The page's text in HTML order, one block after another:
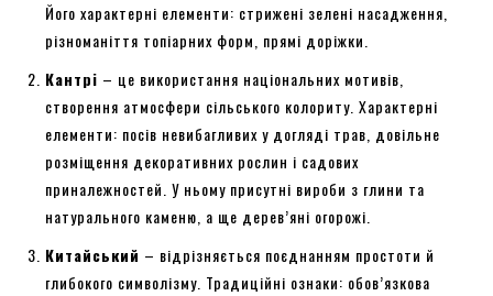
Його характерні елементи: стрижені зелені насадження,
різноманіття топіарних форм, прямі доріжки.
Кантрі – це використання національних мотивів,
створення атмосфери сільського колориту. Характерні
елементи: посів невибагливих у догляді трав, довільне
розміщення декоративних рослин і садових
приналежностей. У ньому присутні вироби з глини та
натурального каменю, а ще дерев’яні огорожі.
Китайський – відрізняється поєднанням простоти й
глибокого символізму. Традиційні ознаки: обов’язкова